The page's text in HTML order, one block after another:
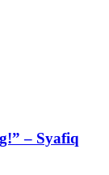
– Syafiq